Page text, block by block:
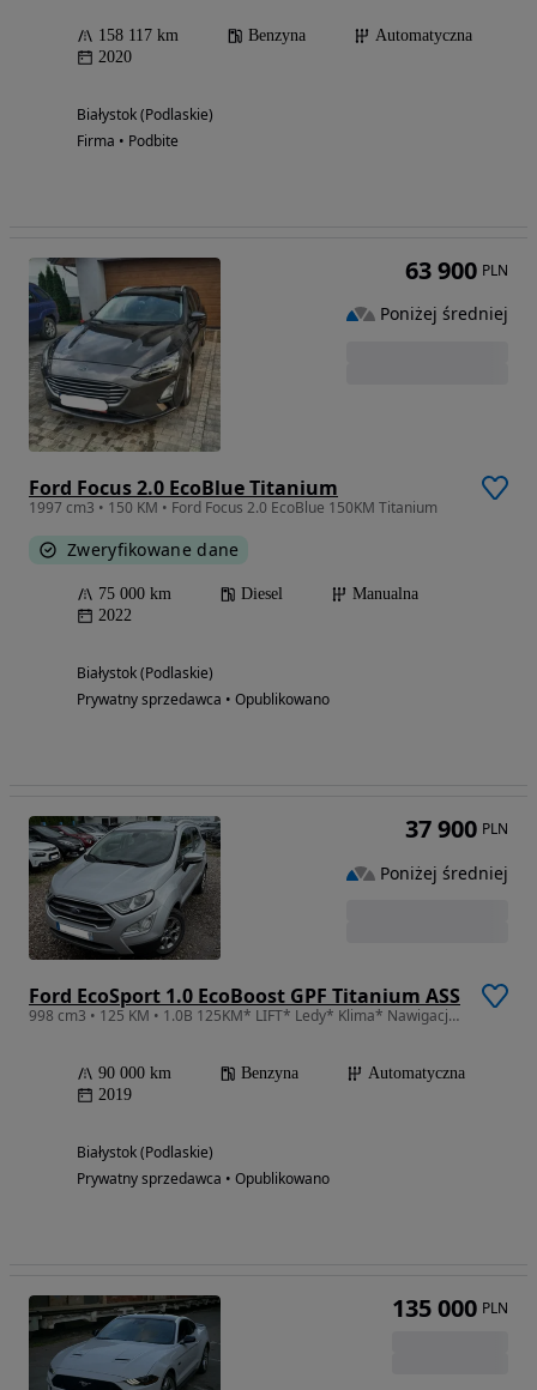
158 117 km Benzyna
Automatyczna
2020
Białystok (Podlaskie)
Firma • Podbite
Ford Focus 2.0 EcoBlue Titanium
1997 cm3 • 150 KM • Ford Focus 2.0 EcoBlue 150KM Titanium
Zweryfikowane dane
75 000 km Diesel
Manualna
2022
Białystok (Podlaskie)
Prywatny sprzedawca • Opublikowano
63 900 PLN
Poniżej średniej
Ford EcoSport 1.0 EcoBoost GPF Titanium ASS
998 cm3 • 125 KM • 1.0B 125KM* LIFT* Ledy* Klima* Nawigacja* Skóry* Czujniki* TITANIUM
90 000 km Benzyna
Automatyczna
2019
Białystok (Podlaskie)
Prywatny sprzedawca • Opublikowano
37 900 PLN
Poniżej średniej
135 000 PLN